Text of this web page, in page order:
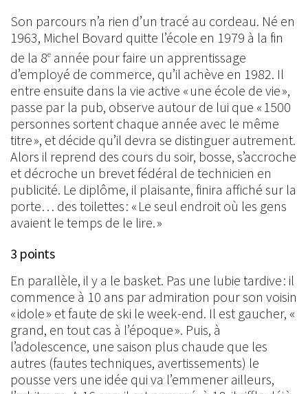
Son parcours n’a rien d’un tracé au cordeau. Né en
1963, Michel Bovard quitte l’école en 1979 à la fin
de la 8e année pour faire un apprentissage
d’employé de commerce, qu’il achève en 1982. Il
entre ensuite dans la vie active « une école de vie »,
passe par la pub, observe autour de lui que « 1500
personnes sortent chaque année avec le même
titre », et décide qu’il devra se distinguer autrement.
Alors il reprend des cours du soir, bosse, s’accroche
et décroche un brevet fédéral de technicien en
publicité. Le diplôme, il plaisante, finira affiché sur la
porte… des toilettes : « Le seul endroit où les gens
avaient le temps de le lire. »
3 points
En parallèle, il y a le basket. Pas une lubie tardive : il
commence à 10 ans par admiration pour son voisin
« idole » et faute de ski le week-end. Il est gaucher, «
grand, en tout cas à l’époque ». Puis, à
l’adolescence, une saison plus chaude que les
autres (fautes techniques, avertissements) le
pousse vers une idée qui va l’emmener ailleurs,